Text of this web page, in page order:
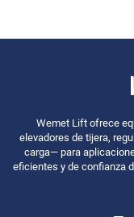
Wemet Lift ofrece
elevadores de tijera,
carga— para
eficientes y de confianza